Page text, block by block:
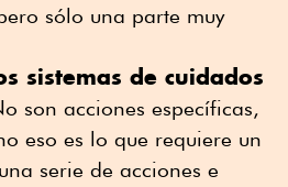
sólo una parte muy
sistemas de cuidados
son acciones específicas,
eso es lo que requiere un
serie de acciones e